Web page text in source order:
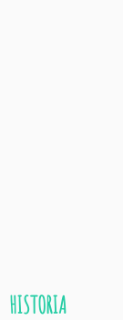
HISTORIA